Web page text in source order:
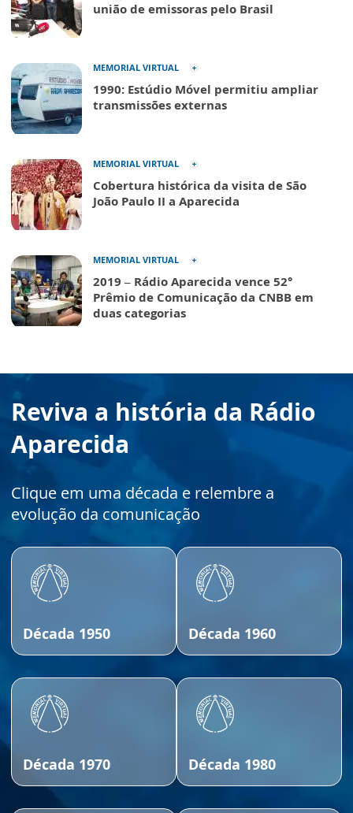
união de emissoras pelo Brasil
MEMORIAL VIRTUAL
1990: Estúdio Móvel permitiu ampliar
transmissões externas
MEMORIAL VIRTUAL
Cobertura histórica da visita de São
João Paulo II a Aparecida
MEMORIAL VIRTUAL
2019 – Rádio Aparecida vence 52°
Prêmio de Comunicação da CNBB em
duas categorias
Reviva a história da Rádio
Aparecida
Clique em uma década e relembre a
evolução da comunicação
Década 1950 Década 1960
Década 1970 Década 1980